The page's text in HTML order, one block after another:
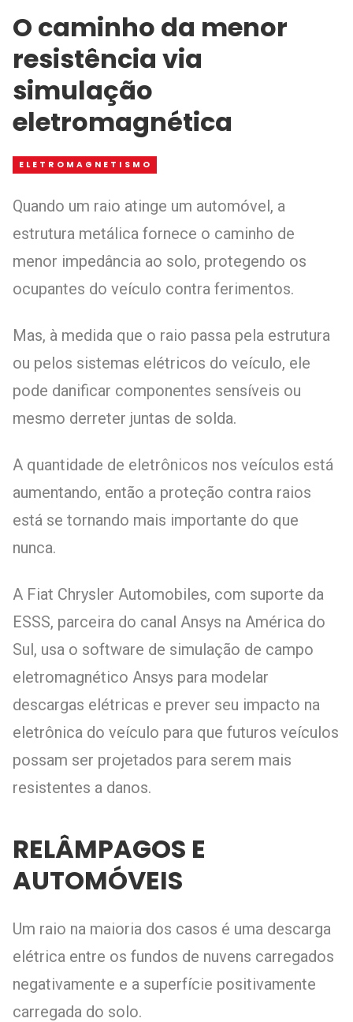
O caminho da menor
resistência via
simulação
eletromagnética
ELETROMAGNETISMO
Quando um raio atinge um automóvel, a
estrutura metálica fornece o caminho de
menor impedância ao solo, protegendo os
ocupantes do veículo contra ferimentos.
Mas, à medida que o raio passa pela estrutura
ou pelos sistemas elétricos do veículo, ele
pode danificar componentes sensíveis ou
mesmo derreter juntas de solda.
A quantidade de eletrônicos nos veículos está
aumentando, então a proteção contra raios
está se tornando mais importante do que
nunca.
A Fiat Chrysler Automobiles, com suporte da
ESSS, parceira do canal Ansys na América do
Sul, usa o software de simulação de campo
eletromagnético Ansys para modelar
descargas elétricas e prever seu impacto na
eletrônica do veículo para que futuros veículos
possam ser projetados para serem mais
resistentes a danos.
RELÂMPAGOS E
AUTOMÓVEIS
Um raio na maioria dos casos é uma descarga
elétrica entre os fundos de nuvens carregados
negativamente e a superfície positivamente
carregada do solo.